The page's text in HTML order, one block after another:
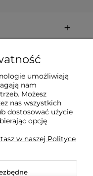
umożliwiają
nam
Możesz
nas wszystkich
dostosować użycie
opcję
w naszej Polityce